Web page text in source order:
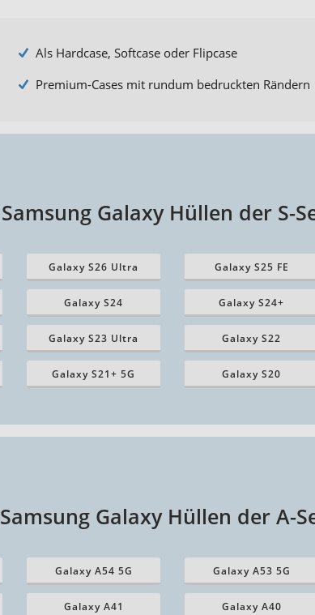
Als Hardcase, Softcase oder Flipcase
Premium-Cases mit rundum bedruckten Rändern
Samsung Galaxy Hüllen der S-
Galaxy S26 Ultra Galaxy S25 FE
Galaxy S24 Galaxy S24+
Galaxy S23 Ultra Galaxy S22
Galaxy S21+ 5G Galaxy S20
Samsung Galaxy Hüllen der A-
Galaxy A54 5G Galaxy A53 5G
Galaxy A41 Galaxy A40